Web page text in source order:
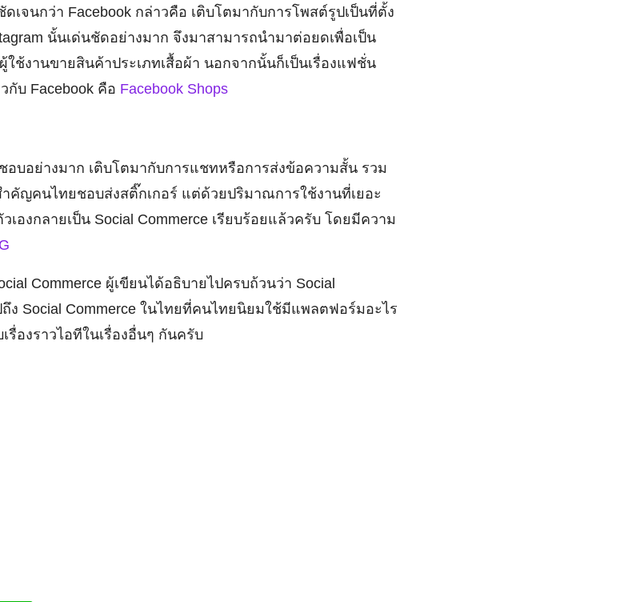
เจนกว่า Facebook กล่าวคือ เติบโตมากับการโพสต์รูปเป็นที่ตั้ง
นั้นเด่นชัดอย่างมาก จึงมาสามารถนำมาต่อยดเพื่อเป็น
ใช้งานขายสินค้าประเภทเสื้อผ้า นอกจากนั้นก็เป็นเรื่องแฟชั่น
กับ Facebook คือ Facebook Shops
บอย่างมาก เติบโตมากับการแชทหรือการส่งข้อความสั้น รวม
คัญคนไทยชอบส่งสติ๊กเกอร์ แต่ด้วยปริมาณการใช้งานที่เยอะ
องกลายเป็น Social Commerce เรียบร้อยแล้วครับ โดยมีความ
Commerce ผู้เขียนได้อธิบายไปครบถ้วนว่า Social
ถึง Social Commerce ในไทยที่คนไทยนิยมใช้มีแพลตฟอร์มอะไร
รื่องราวไอทีในเรื่องอื่นๆ กันครับ